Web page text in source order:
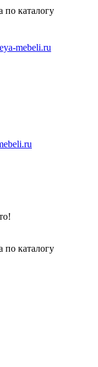
по каталогу
mebeli.ru
по каталогу